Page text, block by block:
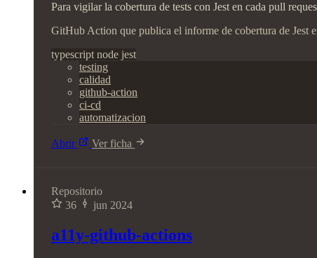
Para vigilar la cobertura de tests con Jest en cada pull
GitHub Action que publica el informe de cobertura de Jest
typescript node jest
testing
calidad
github-action
ci-cd
automatizacion
Abrir Ver ficha
Repositorio
36
jun 2024
a11y-github-actions